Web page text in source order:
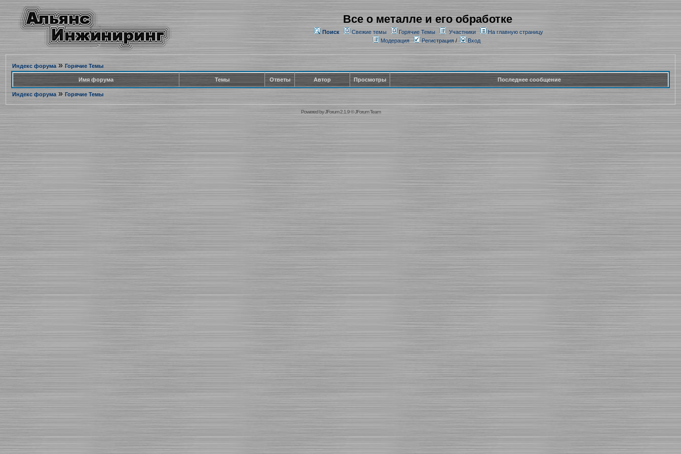
Все о металле и его обработке
Поиск Свежие темы Горячие Темы Участники
На главную страницу
Модерация
Регистрация/ Вход
Индекс форума» Горячие Темы
Имя форума Темы Ответы Автор Просмотры Последнее сообщение
Индекс форума» Горячие Темы
Powered byJForum 2.1.9©JForum Team